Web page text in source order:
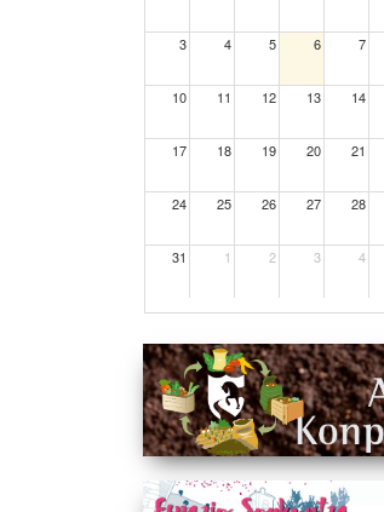
3 4 5 6 7
10 11 12 13 14
17 18 19 20 21
24 25 26 27 28
31 1 2 3 4